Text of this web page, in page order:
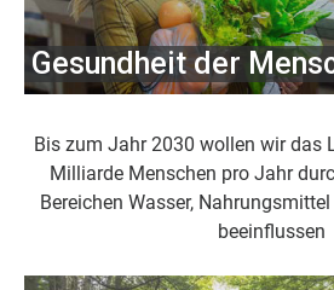
Gesundheit der
Bis zum Jahr 2030 wollen wir das
Milliarde Menschen pro Jahr
Bereichen Wasser,
beeinflussen